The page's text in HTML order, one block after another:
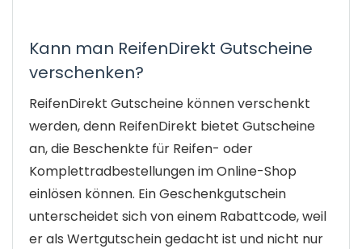
Kann man ReifenDirekt Gutscheine
verschenken?
ReifenDirekt Gutscheine können verschenkt
werden, denn ReifenDirekt bietet Gutscheine
an, die Beschenkte für Reifen- oder
Komplettradbestellungen im Online-Shop
einlösen können. Ein Geschenkgutschein
unterscheidet sich von einem Rabattcode, weil
er als Wertgutschein gedacht ist und nicht nur